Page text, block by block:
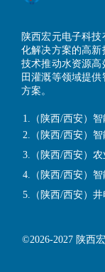
1. （陕西/西安）
2. （陕西/西安） 智
3. （陕西/西安） 农
4. （陕西/西安） 智
5. （陕西/西安） 井
陕西宏元电子科
化解决方案的高
技术推动水资源
田灌溉等领域提
方案。
公司主营业务：
©2026-2027 陕西